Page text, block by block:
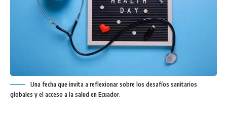
Una fecha que invita a reflexionar sobre los desafíos sanitarios
globales y el acceso a la salud en Ecuador.